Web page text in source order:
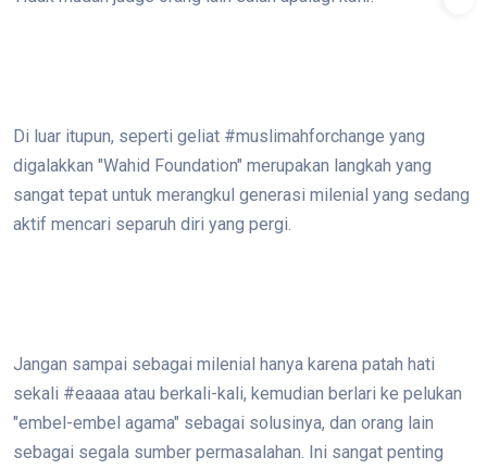
Di luar itupun, seperti geliat #muslimahforchange yang
digalakkan "Wahid Foundation" merupakan langkah yang
sangat tepat untuk merangkul generasi milenial yang sedang
aktif mencari separuh diri yang pergi.
Jangan sampai sebagai milenial hanya karena patah hati
sekali #eaaaa atau berkali-kali, kemudian berlari ke pelukan
"embel-embel agama" sebagai solusinya, dan orang lain
sebagai segala sumber permasalahan. Ini sangat penting